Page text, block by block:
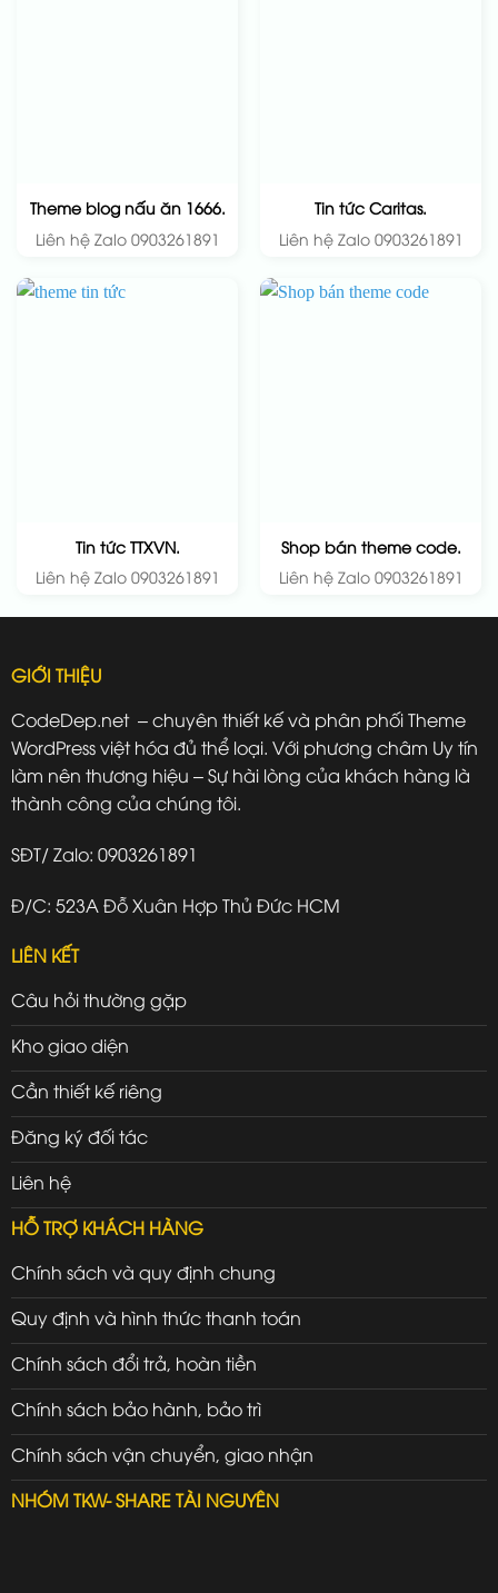
Theme blog nấu ăn 1666.
Liên hệ Zalo 0903261891
Tin tức Caritas.
Liên hệ Zalo 0903261891
Tin tức TTXVN.
Liên hệ Zalo 0903261891
Shop bán theme code.
Liên hệ Zalo 0903261891
GIỚI THIỆU
CodeDep.net – chuyên thiết kế và phân phối Theme
WordPress việt hóa đủ thể loại. Với phương châm Uy tín
làm nên thương hiệu – Sự hài lòng của khách hàng là
thành công của chúng tôi.
SĐT/ Zalo: 0903261891
Đ/C: 523A Đỗ Xuân Hợp Thủ Đức HCM
LIÊN KẾT
Câu hỏi thường gặp
Kho giao diện
Cần thiết kế riêng
Đăng ký đối tác
Liên hệ
HỖ TRỢ KHÁCH HÀNG
Chính sách và quy định chung
Quy định và hình thức thanh toán
Chính sách đổi trả, hoàn tiền
Chính sách bảo hành, bảo trì
Chính sách vận chuyển, giao nhận
NHÓM TKW- SHARE TÀI NGUYÊN